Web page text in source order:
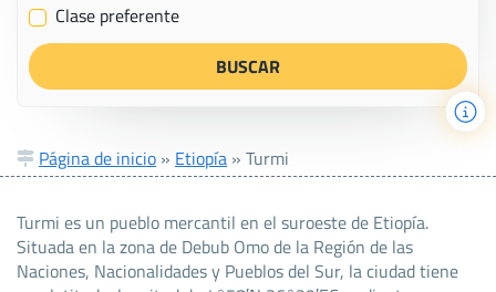
✔ Clase preferente
Página de inicio » Etiopía » Turmi
Turmi es un pueblo mercantil en el suroeste de Etiopía.
Situada en la zona de Debub Omo de la Región de las
Naciones, Nacionalidades y Pueblos del Sur, la ciudad tiene